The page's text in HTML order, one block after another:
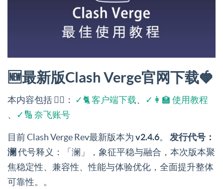
🆕最新版Clash Verge官网下载🍓
本内容包括 👉🏻： ✓🐈 客户端下载、 ✓👩‍🏫 使用教程
、 ✓🔢 奈飞账号
目前 Clash Verge Rev最新版本为v2.4.6。 发行代号：
澜 代号释义：「澜」，象征平稳与融合，本次版本聚
焦稳定性、兼容性、性能与体验优化，全面提升整体
可靠性。。